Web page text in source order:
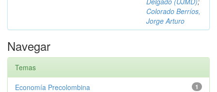
Colorado Berríos,
Jorge Arturo
Navegar
Temas
1
Economía Precolombina